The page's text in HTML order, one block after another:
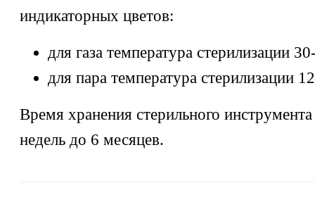
индикаторных цветов:
для газа температура стерилизации
для пара температура стерилизации
Время хранения стерильного инструмента
недель до 6 месяцев.